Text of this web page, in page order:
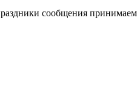
сообщения